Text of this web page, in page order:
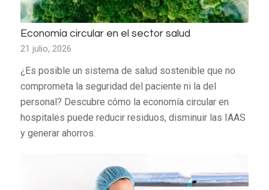
Economía circular en el sector salud
21 julio, 2026
¿Es posible un sistema de salud sostenible que no
comprometa la seguridad del paciente ni la del
personal? Descubre cómo la economía circular en
hospitales puede reducir residuos, disminuir las IAAS
y generar ahorros.